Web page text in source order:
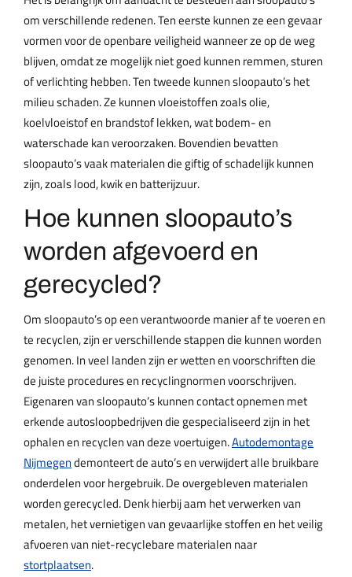
om verschillende redenen. Ten eerste kunnen ze een gevaar
vormen voor de openbare veiligheid wanneer ze op de weg
blijven, omdat ze mogelijk niet goed kunnen remmen, sturen
of verlichting hebben. Ten tweede kunnen sloopauto’s het
milieu schaden. Ze kunnen vloeistoffen zoals olie,
koelvloeistof en brandstof lekken, wat bodem- en
waterschade kan veroorzaken. Bovendien bevatten
sloopauto’s vaak materialen die giftig of schadelijk kunnen
zijn, zoals lood, kwik en batterijzuur.
Hoe kunnen sloopauto’s
worden afgevoerd en
gerecycled?
Om sloopauto’s op een verantwoorde manier af te voeren en
te recyclen, zijn er verschillende stappen die kunnen worden
genomen. In veel landen zijn er wetten en voorschriften die
de juiste procedures en recyclingnormen voorschrijven.
Eigenaren van sloopauto’s kunnen contact opnemen met
erkende autosloopbedrijven die gespecialiseerd zijn in het
ophalen en recyclen van deze voertuigen.Autodemontage
Nijmegendemonteert de auto’s en verwijdert alle bruikbare
onderdelen voor hergebruik. De overgebleven materialen
worden gerecycled. Denk hierbij aam het verwerken van
metalen, het vernietigen van gevaarlijke stoffen en het veilig
afvoeren van niet-recyclebare materialen naar
stortplaatsen.